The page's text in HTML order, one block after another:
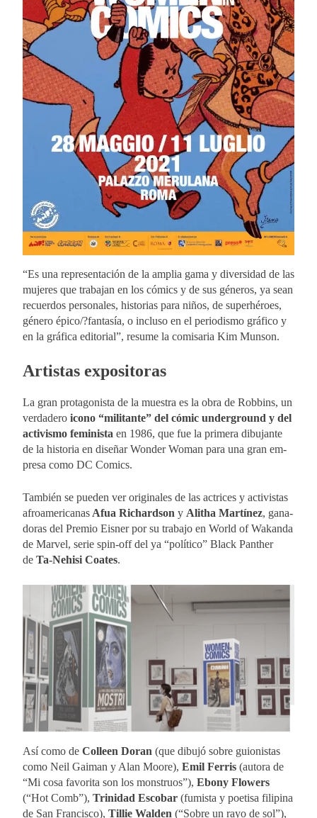
“Es una re­pre­sen­ta­ción de la am­plia gama y di­ver­si­dad de las
mu­je­res que tra­ba­jan en los có­mics y de sus gé­ne­ros, ya sean
re­cuer­dos per­so­na­les, his­to­rias para ni­ños, de su­per­hé­roes,
gé­ne­ro épi­co/?fan­ta­sía, o in­clu­so en el pe­rio­dis­mo grá­fi­co y
en la grá­fi­ca edi­to­rial”, re­su­me la co­mi­sa­ria Kim Mun­son.
Ar­tis­tas ex­po­si­to­ras
La gran pro­ta­go­nis­ta de la mues­tra es la obra de Rob­bins, un
ver­da­de­ro icono “mi­li­tan­te” del có­mic un­der­ground y del
ac­ti­vis­mo fe­mi­nis­ta en 1986, que fue la pri­me­ra di­bu­jan­te
de la his­to­ria en di­se­ñar Won­der Wo­man para una gran em­
pre­sa como DC Co­mics.
Tam­bién se pue­den ver ori­gi­na­les de las ac­tri­ces y ac­ti­vis­tas
afro­ame­ri­ca­nas Afua Ri­chard­son y Alit­ha Mar­tí­nez, ga­na­
do­ras del Pre­mio Eis­ner por su tra­ba­jo en World of Wa­kan­da
de Mar­vel, se­rie spin-off del ya “po­lí­ti­co” Bla­ck Pant­her
de Ta-Nehi­si Coates.
Así como de Co­lleen Do­ran (que di­bu­jó so­bre guio­nis­tas
como Neil Gai­man y Alan Moo­re), Emil Fe­rris (au­to­ra de
“Mi cosa fa­vo­ri­ta son los mons­truos”), Ebony Flo­wers
(“Hot Comb”), Tri­ni­dad Es­co­bar (fu­mis­ta y poe­ti­sa fi­li­pi­na
de San Fran­cis­co), Ti­llie Wal­den (“So­bre un rayo de sol”),